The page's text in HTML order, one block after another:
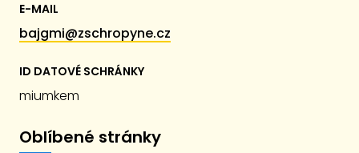
E-MAIL
bajgmi@zschropyne.cz
ID DATOVÉ SCHRÁNKY
miumkem
Oblíbené stránky